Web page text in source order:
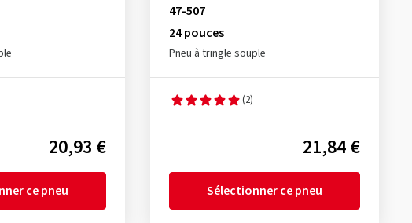
20,93 €
ce pneu
47-507
24 pouces
Pneu à tringle souple
(2)
21,84 €
Sélectionner ce pneu